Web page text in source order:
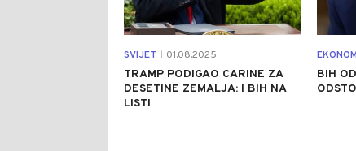
SVIJET 01.08.2025.
TRAMP PODIGAO CARINE ZA
DESETINE ZEMALJA: I BIH NA
LISTI
BIH